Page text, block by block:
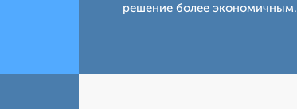
решение более экономичным.